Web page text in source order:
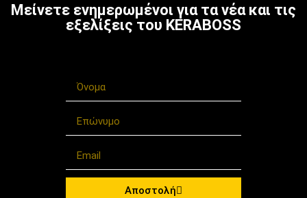
Μείνετε ενημερωμένοι για τα νέα και τις
εξελίξεις του KERABOSS
Αποστολή